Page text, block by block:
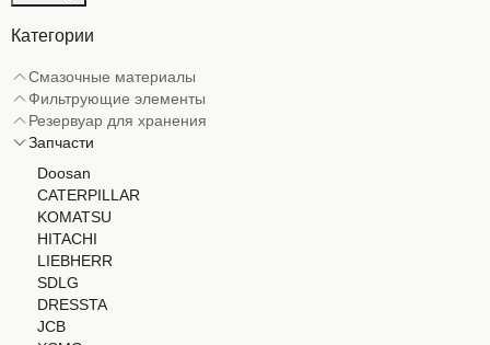
Категории
Смазочные материалы
Фильтрующие элементы
Резервуар для хранения
Запчасти
Doosan
CATERPILLAR
KOMATSU
HITACHI
LIEBHERR
SDLG
DRESSTA
JCB